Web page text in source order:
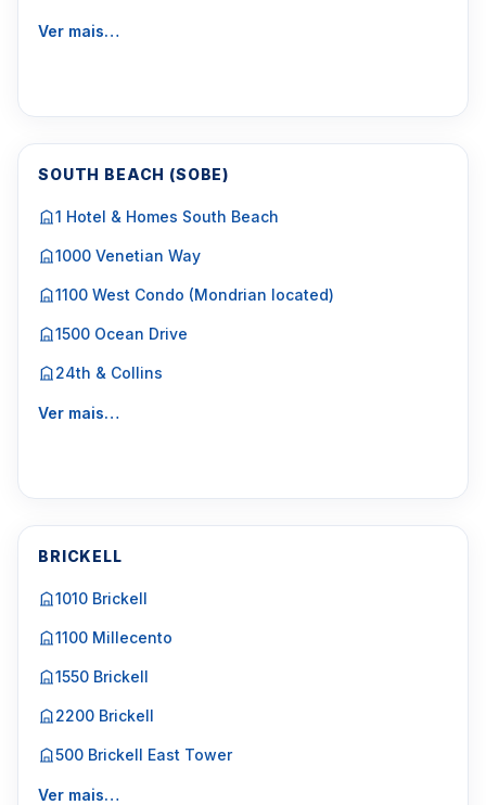
Ver mais…
SOUTH BEACH (SOBE)
1 Hotel & Homes South Beach
1000 Venetian Way
1100 West Condo (Mondrian located)
1500 Ocean Drive
24th & Collins
Ver mais…
BRICKELL
1010 Brickell
1100 Millecento
1550 Brickell
2200 Brickell
500 Brickell East Tower
Ver mais…